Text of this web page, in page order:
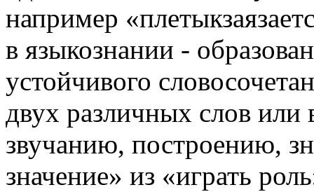
например
в языкознании -
устойчивого
двух различных слов
звучанию, построению,
значение» из «играть